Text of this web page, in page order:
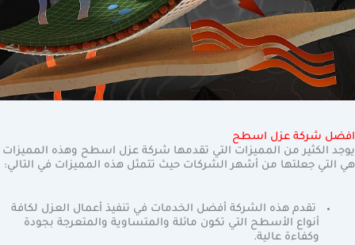
افضل شركة عزل اسطح
يوجد الكثير من المميزات التي تقدمها شركة عزل اسطح وهذه المميزات
هي التي جعلتها من أشهر الشركات حيث تتمثل هذه المميزات في التالي:
تقدم هذه الشركة أفضل الخدمات في تنفيذ أعمال العزل لكافة
أنواع الأسطح التي تكون مائلة والمتساوية والمتعرجة بجودة
وكفاءة عالية.